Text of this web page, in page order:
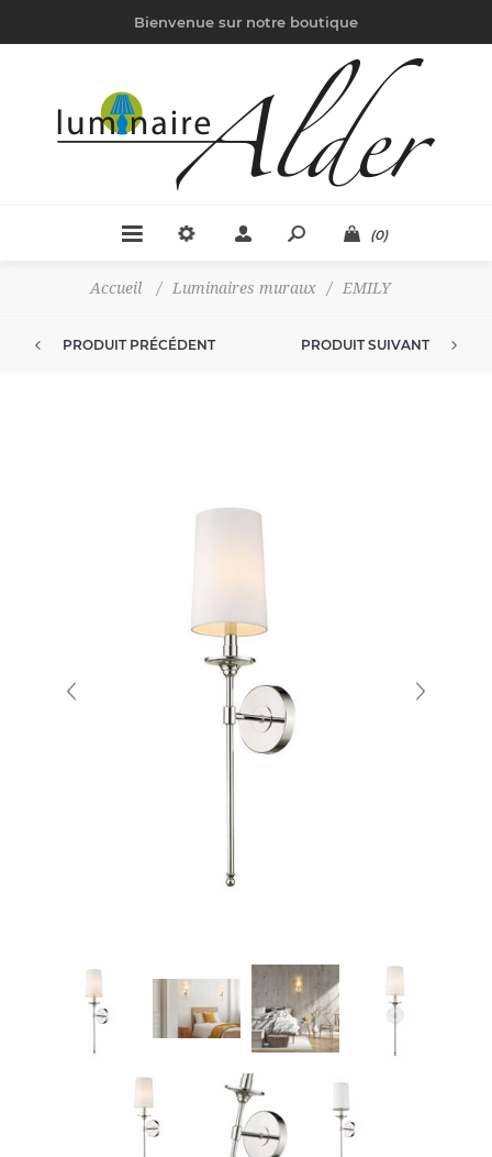
Bienvenue sur notre boutique
(0)
Accueil / Luminaires muraux / EMILY
PRODUIT PRÉCÉDENT PRODUIT SUIVANT